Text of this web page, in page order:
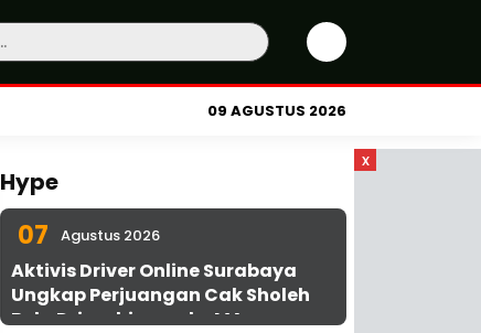
09 AGUSTUS 2026
x
Hype
07 Agustus 2026
Aktivis Driver Online Surabaya
Ungkap Perjuangan Cak Sholeh
Bela Driver hingga ke MA